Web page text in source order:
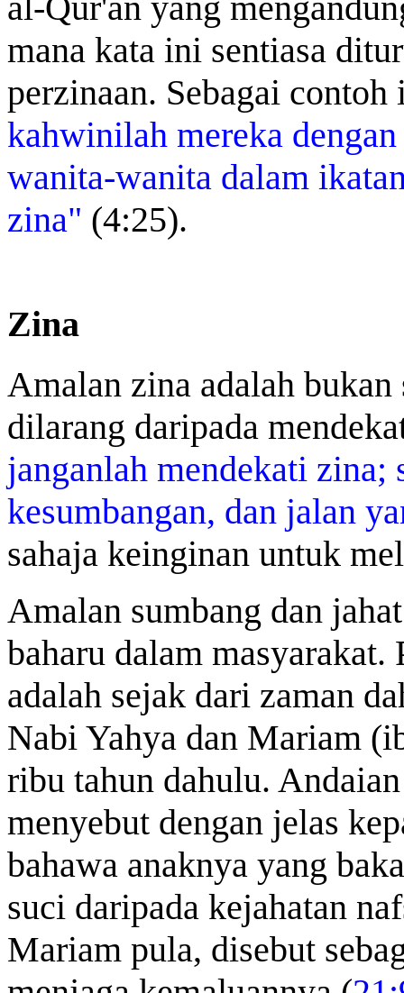
mana kata ini sentiasa
perzinaan. Sebagai
kahwinilah mereka
wanita-wanita dalam
zina" (4:25).
Zina
Amalan zina adalah
dilarang daripada
janganlah mendekati zina;
kesumbangan, dan jalan
sahaja keinginan untuk
Amalan sumbang dan
baharu dalam masyarakat.
adalah sejak dari zaman
Nabi Yahya dan Mariam
ribu tahun dahulu.
menyebut dengan jelas
bahawa anaknya yang
suci daripada kejahatan
Mariam pula, disebut